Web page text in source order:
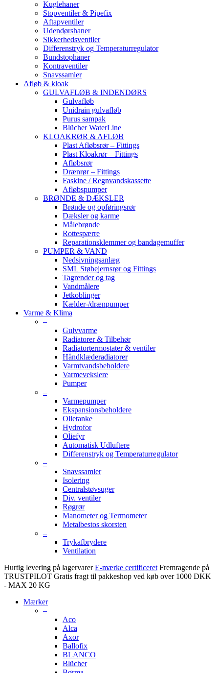
Kuglehaner
Stopventiler & Pipefix
Aftapventiler
Udendørshaner
Sikkerhedsventiler
Differenstryk og Temperaturregulator
Bundstophaner
Kontraventiler
Snavssamler
Afløb & kloak
GULVAFLØB & INDENDØRS
Gulvafløb
Unidrain gulvafløb
Purus sampak
Blücher WaterLine
KLOAKRØR & AFLØB
Plast Afløbsrør – Fittings
Plast Kloakrør – Fittings
Afløbsrør
Drænrør – Fittings
Faskine / Regnvandskassette
Afløbspumper
BRØNDE & DÆKSLER
Brønde og opføringsrør
Dæksler og karme
Målebrønde
Rottespærre
Reparationsklemmer og bandagemuffer
PUMPER & VAND
Nedsivningsanlæg
SML Støbejernsrør og Fittings
Tagrender og tag
Vandmålere
Jetkoblinger
Kælder-/drænpumper
Varme & Klima
–
Gulvvarme
Radiatorer & Tilbehør
Radiatortermostater & ventiler
Håndklæderadiatorer
Varmtvandsbeholdere
Varmevekslere
Pumper
–
Varmepumper
Ekspansionsbeholdere
Olietanke
Hydrofor
Oliefyr
Automatisk Udluftere
Differenstryk og Temperaturregulator
–
Snavssamler
Isolering
Centralstøvsuger
Div. ventiler
Røgrør
Manometer og Termometer
Metalbestos skorsten
–
Trykafbrydere
Ventilation
Hurtig levering på lagervarer E-mærke certificeret Fremragende på
TRUSTPILOT Gratis fragt til pakkeshop ved køb over 1000 DKK
- MAX 20 KG
Mærker
–
Aco
Alca
Axor
Ballofix
BLANCO
Blücher